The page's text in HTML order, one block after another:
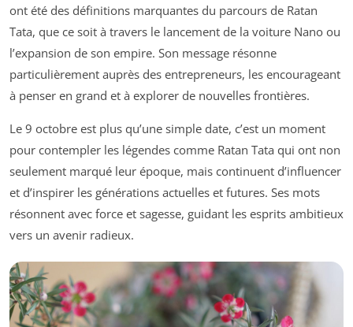
ont été des définitions marquantes du parcours de Ratan
Tata, que ce soit à travers le lancement de la voiture Nano ou
l’expansion de son empire. Son message résonne
particulièrement auprès des entrepreneurs, les encourageant
à penser en grand et à explorer de nouvelles frontières.
Le 9 octobre est plus qu’une simple date, c’est un moment
pour contempler les légendes comme Ratan Tata qui ont non
seulement marqué leur époque, mais continuent d’influencer
et d’inspirer les générations actuelles et futures. Ses mots
résonnent avec force et sagesse, guidant les esprits ambitieux
vers un avenir radieux.